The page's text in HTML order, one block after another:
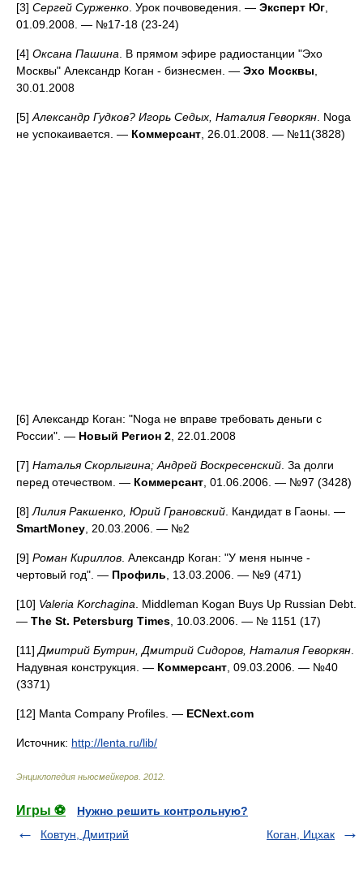
[3] Сергей Сурженко . Урок почвоведения. — Эксперт Юг
01.09.2008. — №17-18 (23-24)
[4] Оксана Пашина . В прямом эфире радиостанции "Эхо
Москвы" Александр Коган - бизнесмен. — Эхо Москвы
30.01.2008
[5] Александр Гудков? Игорь Седых, Наталия Геворкян . Noga
не успокаивается. — Коммерсант , 26.01.2008. — №11(3828)
[6] Александр Коган: "Noga не вправе требовать деньги с
России". — Новый Регион 2 , 22.01.2008
[7] Наталья Скорлыгина; Андрей Воскресенский . За долги
перед отечеством. — Коммерсант , 01.06.2006. — №97 (3428)
[8] Лилия Ракшенко, Юрий Грановский . Кандидат в Гаоны. —
SmartMoney , 20.03.2006. — №2
[9] Роман Кириллов . Александр Коган: "У меня нынче -
чертовый год". — Профиль , 13.03.2006. — №9 (471)
[10] Valeria Korchagina . Middleman Kogan Buys Up Russian Debt.
— The St. Petersburg Times , 10.03.2006. — № 1151 (17)
[11] Дмитрий Бутрин, Дмитрий Сидоров, Наталия Геворкян
Надувная конструкция. — Коммерсант , 09.03.2006. — №40
(3371)
[12] Manta Company Profiles. — ECNext.com
Источник: http://lenta.ru/lib/
Энциклопедия ньюсмейкеров 2012
Игры ⚽
Нужно решить контрольную?
Ковтун, Дмитрий
Коган, Ицхак